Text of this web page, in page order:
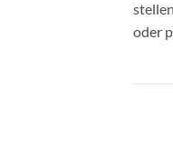
oder